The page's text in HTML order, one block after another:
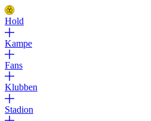
Hold
Kampe
Fans
Klubben
Stadion